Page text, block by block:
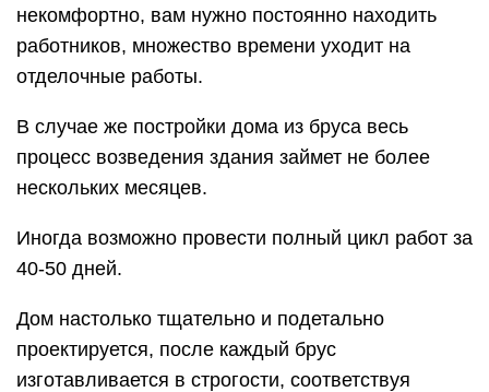
некомфортно, вам нужно постоянно находить
работников, множество времени уходит на
отделочные работы.
В случае же постройки дома из бруса весь
процесс возведения здания займет не более
нескольких месяцев.
Иногда возможно провести полный цикл работ за
40-50 дней.
Дом настолько тщательно и подетально
проектируется, после каждый брус
изготавливается в строгости, соответствуя